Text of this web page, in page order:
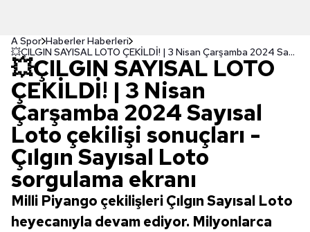
A Spor Haberler Haberleri
💥ÇILGIN SAYISAL LOTO ÇEKİLDİ! | 3 Nisan Çarşamba 2024 Sayısal Loto çekilişi sonuçları - Çılgın Sayısal Loto sorgulama ekranı
💥ÇILGIN SAYISAL LOTO
ÇEKİLDİ! | 3 Nisan
Çarşamba 2024 Sayısal
Loto çekilişi sonuçları -
Çılgın Sayısal Loto
sorgulama ekranı
Milli Piyango çekilişleri Çılgın Sayısal Loto
heyecanıyla devam ediyor. Milyonlarca